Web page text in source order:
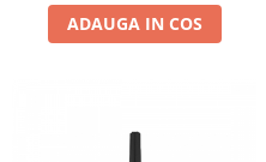
Trepiede cap manechin
ADAUGA IN COS